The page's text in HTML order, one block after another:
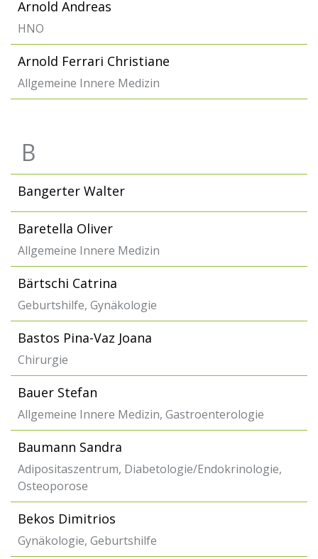
Arnold Andreas
HNO
Arnold Ferrari Christiane
Allgemeine Innere Medizin
B
Bangerter Walter
Baretella Oliver
Allgemeine Innere Medizin
Bärtschi Catrina
Geburtshilfe, Gynäkologie
Bastos Pina-Vaz Joana
Chirurgie
Bauer Stefan
Allgemeine Innere Medizin, Gastroenterologie
Baumann Sandra
Adipositaszentrum, Diabetologie/Endokrinologie,
Osteoporose
Bekos Dimitrios
Gynäkologie, Geburtshilfe